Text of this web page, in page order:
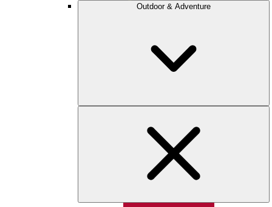
Outdoor & Adventure